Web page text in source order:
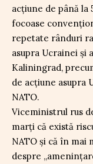
acțiune de până
focoase
repetate rânduri
asupra Ucrainei și
Kaliningrad,
de acțiune asupra
NATO.
Viceministrul rus
marți că există
NATO și că în mai
despre